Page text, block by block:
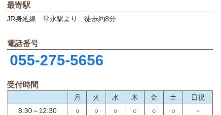
最寄駅
JR身延線 常永駅より 徒歩約8分
電話番号
055-275-5656
受付時間
月 火 水 木 金 土
日祝
8:30～12:30
○ ○ ○ ○ ○ ○
－